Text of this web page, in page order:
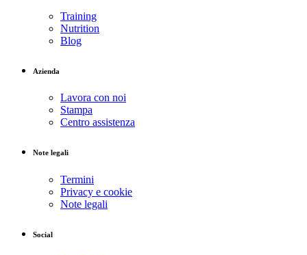
Training
Nutrition
Blog
Azienda
Lavora con noi
Stampa
Centro assistenza
Note legali
Termini
Privacy e cookie
Note legali
Social